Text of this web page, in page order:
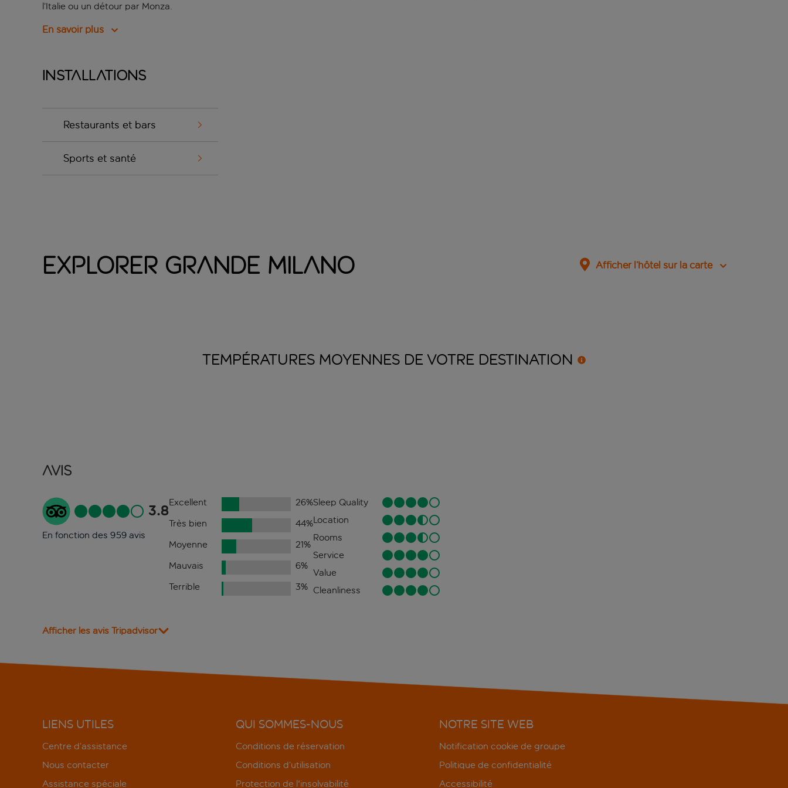
l’Italie ou un détour par Monza.
En savoir plus
Installations
Restaurants et bars
Sports et santé
Explorer Grande Milano Afficher l’hôtel sur la carte
TEMPÉRATURES MOYENNES DE VOTRE DESTINATION
Avis
3.8
En fonction des 959 avis
Excellent 26%
Très bien
44%
Moyenne
21%
Mauvais
6%
Terrible
3%
Sleep Quality
Location
Rooms
Service
Value
Cleanliness
Afficher les avis Tripadvisor
LIENS UTILES
Centre d’assistance
Nous contacter
Assistance spéciale
QUI SOMMES-NOUS
Conditions de réservation
Conditions d’utilisation
Protection de l'insolvabilité
NOTRE SITE WEB
Notification cookie de groupe
Politique de confidentialité
Accessibilité